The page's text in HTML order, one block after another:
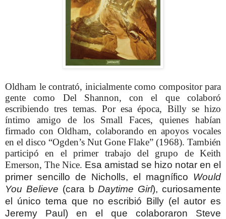
Oldham le contrató, inicialmente como compositor para
gente como Del Shannon, con el que colaboró
escribiendo tres temas. Por esa época, Billy se hizo
íntimo amigo de los Small Faces, quienes habían
firmado con Oldham, colaborando en apoyos vocales
en el disco “Ogden’s Nut Gone Flake” (1968). También
participó en el primer trabajo del grupo de Keith
Emerson, The Nice. Esa amistad se hizo notar en el
primer sencillo de Nicholls, el magnífico Would
You Believe (cara bDaytime Girl), curiosamente
el único tema que no escribió Billy (el autor es
Jeremy Paul) en el que colaboraron Steve